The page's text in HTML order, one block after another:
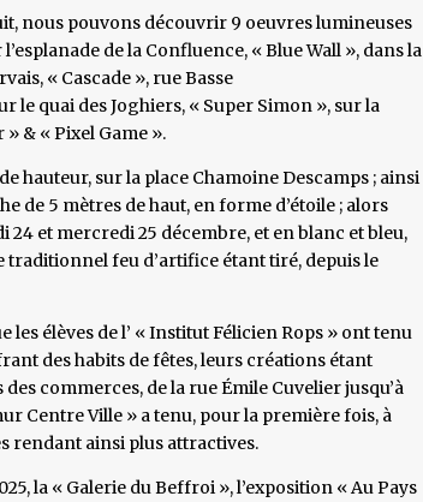
nous pouvons découvrir 9 oeuvres lumineuses
de la Confluence, « Blue Wall », dans la
« Cascade », rue Basse
le quai des Joghiers, « Super Simon », sur la
& « Pixel Game ».
hauteur, sur la place Chamoine Descamps ; ainsi
de 5 mètres de haut, en forme d’étoile ; alors
24 et mercredi 25 décembre, et en blanc et bleu,
traditionnel feu d’artifice étant tiré, depuis le
élèves de l’ « Institut Félicien Rops » ont tenu
des habits de fêtes, leurs créations étant
commerces, de la rue Émile Cuvelier jusqu’à
Centre Ville » a tenu, pour la première fois, à
rendant ainsi plus attractives.
la « Galerie du Beffroi », l’exposition « Au Pays